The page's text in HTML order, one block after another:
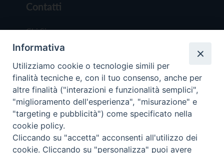
Contatti
Chi Siamo
Redazione
Scrivici
Copyright © 2019 - Tutti i diritti riservati - Vita
Trentina Editrice
Informativa
Utilizziamo cookie o tecnologie simili per
finalità tecniche e, con il tuo consenso, anche per
altre finalità ("interazioni e funzionalità semplici",
"miglioramento dell'esperienza", "misurazione" e
"targeting e pubblicità") come specificato nella
cookie policy.
Cliccando su "accetta" acconsenti all'utilizzo dei
cookie. Cliccando su "personalizza" puoi avere